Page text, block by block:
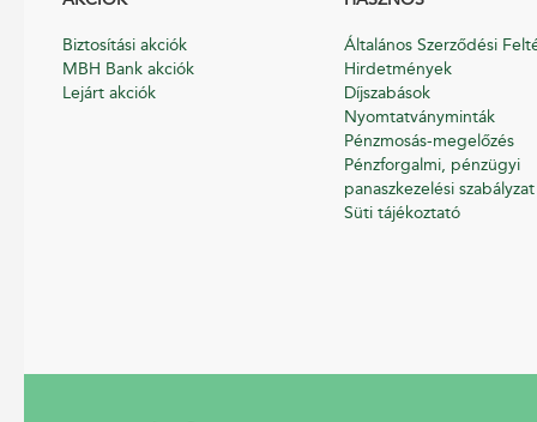
Biztosítási akciók
MBH Bank akciók
Lejárt akciók
Általános Szerződési
Hirdetmények
Díjszabások
Nyomtatványminták
Pénzmosás-megelőzés
Pénzforgalmi, pénzügyi
panaszkezelési szabályzat
Süti tájékoztató